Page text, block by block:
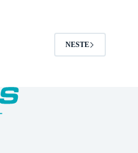
kan
velges
NESTE